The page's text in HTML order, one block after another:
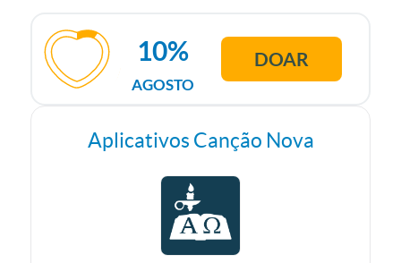
AGOSTO
10% DOAR
Aplicativos Canção Nova